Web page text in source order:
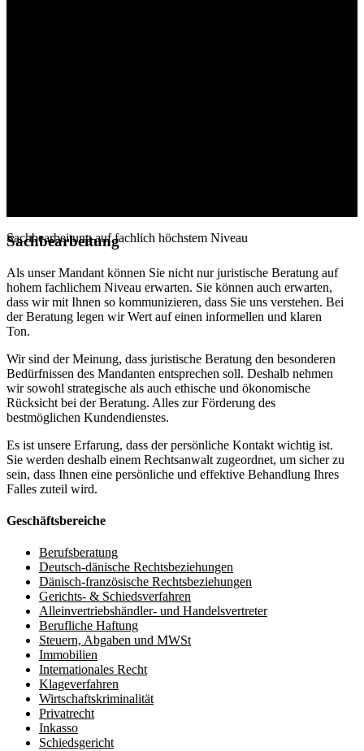
Sachbearbeitung auf fachlich höchstem Niveau
Sachbearbeitung
Als unser Mandant können Sie nicht nur juristische Beratung auf
hohem fachlichem Niveau erwarten. Sie können auch erwarten,
dass wir mit Ihnen so kommunizieren, dass Sie uns verstehen. Bei
der Beratung legen wir Wert auf einen informellen und klaren
Ton.
Wir sind der Meinung, dass juristische Beratung den besonderen
Bedürfnissen des Mandanten entsprechen soll. Deshalb nehmen
wir sowohl strategische als auch ethische und ökonomische
Rücksicht bei der Beratung. Alles zur Förderung des
bestmöglichen Kundendienstes.
Es ist unsere Erfarung, dass der persönliche Kontakt wichtig ist.
Sie werden deshalb einem Rechtsanwalt zugeordnet, um sicher zu
sein, dass Ihnen eine persönliche und effektive Behandlung Ihres
Falles zuteil wird.
Geschäftsbereiche
Berufsberatung
Deutsch-dänische Rechtsbeziehungen
Dänisch-französische Rechtsbeziehungen
Gerichts- & Schiedsverfahren
Alleinvertriebshändler- und Handelsvertreter
Berufliche Haftung
Steuern, Abgaben und MWSt
Immobilien
Internationales Recht
Klageverfahren
Wirtschaftskriminalität
Privatrecht
Inkasso
Schiedsgericht